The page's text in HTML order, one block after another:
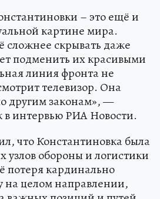
– это ещё и
картине мира.
сложнее скрывать даже
подменить их красивыми
линия фронта не
телевизор. Она
другим законам», —
в интервью РИА Новости.
что Константиновка была
узлов обороны и логистики
потеря кардинально
на целом направлении,